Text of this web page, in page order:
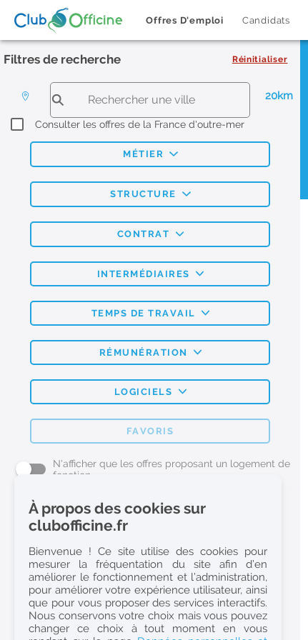
Offres D'emploi Candidats
Filtres de recherche Réinitialiser
20km
Consulter les offres de la France d'outre-mer
MÉTIER
STRUCTURE
CONTRAT
INTERMÉDIAIRES
TEMPS DE TRAVAIL
RÉMUNÉRATION
LOGICIELS
FAVORIS
N'afficher que les offres proposant un logement de
fonction
L'emploi Pharmacie par métier
Pharmacien (H/F)
Préparateur en Pharmacie (H/F)
Etudiant en Pharmacie (H/F)
Etudiant en Pharmacie 6e année validée (H/F)
Conseiller Dermo Cosmetique - Esthéticienne (H/F)
À propos des cookies sur
clubofficine.fr
Bienvenue ! Ce site utilise des cookies pour
mesurer la fréquentation du site afin d’en
améliorer le fonctionnement et l’administration,
pour améliorer votre expérience utilisateur, ainsi
que pour vous proposer des services interactifs.
Nous conservons votre choix mais vous pouvez
changer ce choix à tout moment en vous